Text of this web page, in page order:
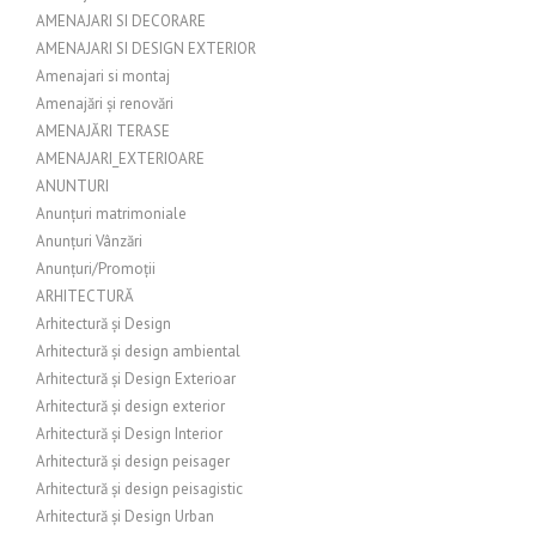
AMENAJARI SI DECORARE
AMENAJARI SI DESIGN EXTERIOR
Amenajari si montaj
Amenajări și renovări
AMENAJĂRI TERASE
AMENAJARI_EXTERIOARE
ANUNTURI
Anunțuri matrimoniale
Anunțuri Vânzări
Anunțuri/Promoții
ARHITECTURĂ
Arhitectură și Design
Arhitectură și design ambiental
Arhitectură și Design Exterioar
Arhitectură și design exterior
Arhitectură și Design Interior
Arhitectură și design peisager
Arhitectură și design peisagistic
Arhitectură și Design Urban